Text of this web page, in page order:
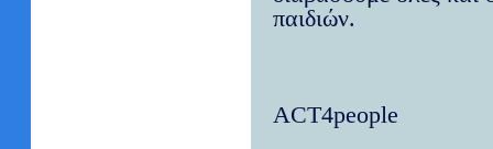
παιδιών.
ACT4people